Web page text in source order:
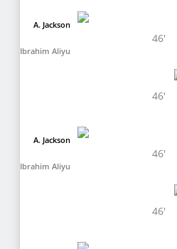
Ibrahim Aliyu
A. Jackson
46'
46'
Ibrahim Aliyu
A. Jackson
46'
46'